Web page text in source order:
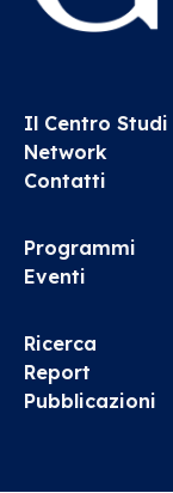
Il Centro Studi
Network
Contatti
Programmi
Eventi
Ricerca
Report
Pubblicazioni